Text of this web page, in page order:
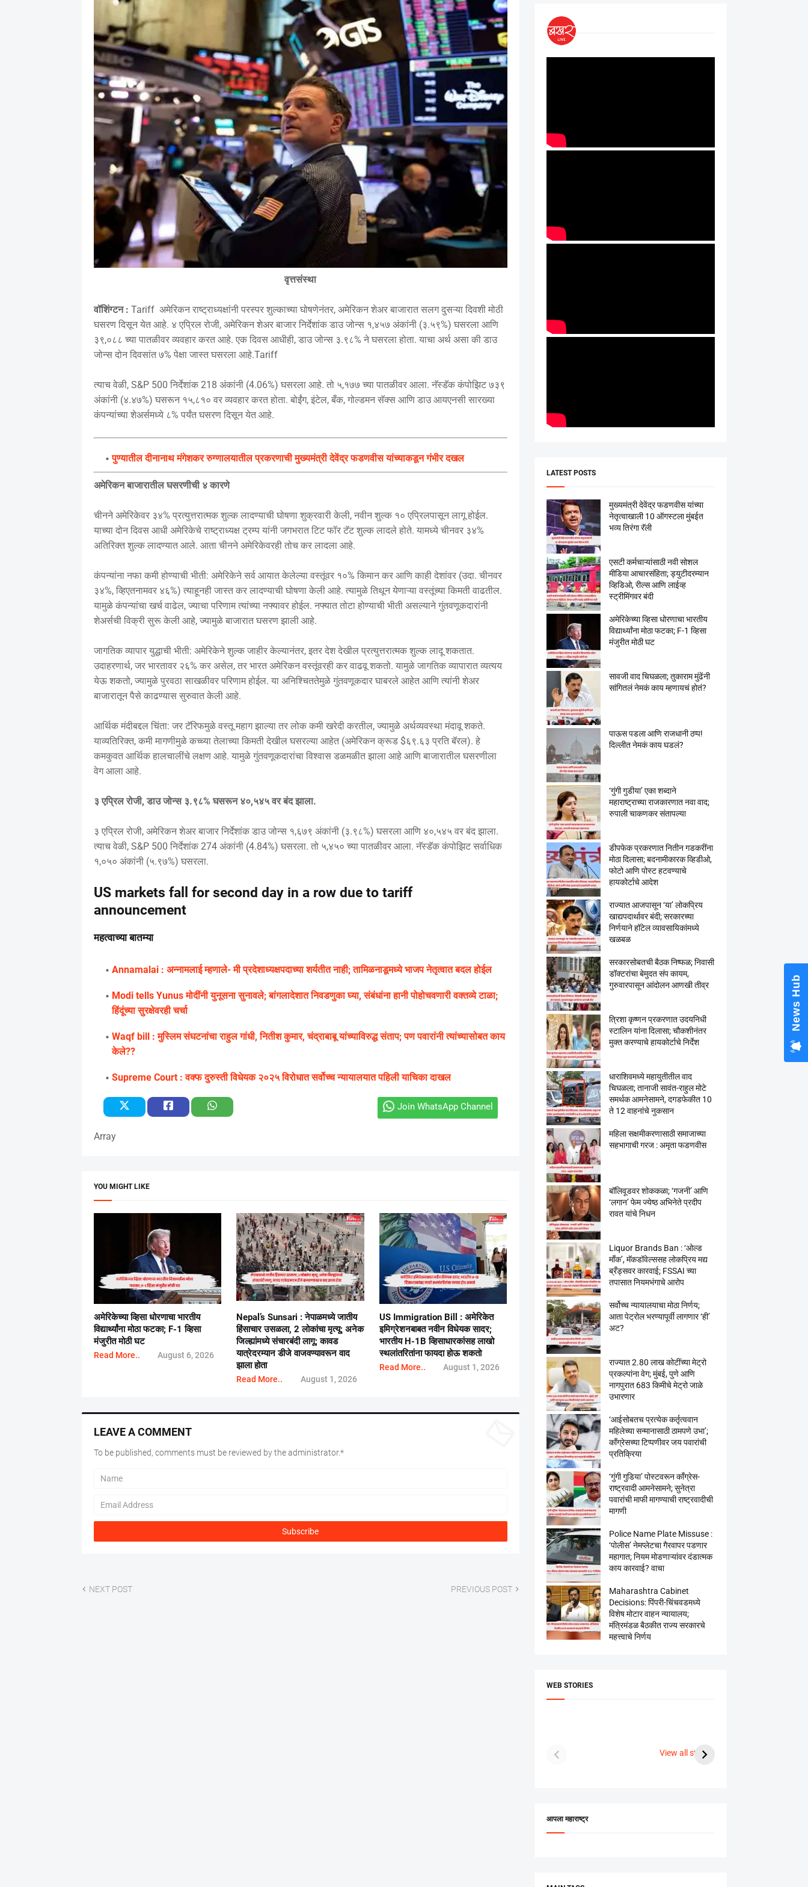
वृत्तसंस्था
वॉशिंग्टन : Tariff अमेरिकन राष्ट्राध्यक्षांनी परस्पर शुल्काच्या घोषणेनंतर, अमेरिकन शेअर बाजारात सलग दुसऱ्या दिवशी मोठी
घसरण दिसून येत आहे. ४ एप्रिल रोजी, अमेरिकन शेअर बाजार निर्देशांक डाउ जोन्स १,४५७ अंकांनी (३.५९%) घसरला आणि
३९,०८८ च्या पातळीवर व्यवहार करत आहे. एक दिवस आधीही, डाउ जोन्स ३.९८% ने घसरला होता. याचा अर्थ असा की डाउ
जोन्स दोन दिवसांत ७% पेक्षा जास्त घसरला आहे.Tariff
त्याच वेळी, S&P 500 निर्देशांक 218 अंकांनी (4.06%) घसरला आहे. तो ५,१७७ च्या पातळीवर आला. नॅस्डॅक कंपोझिट ७३९
अंकांनी (४.४७%) घसरून १५,८१० वर व्यवहार करत होता. बोईंग, इंटेल, बँक, गोल्डमन सॅक्स आणि डाउ आयएनसी सारख्या
कंपन्यांच्या शेअर्समध्ये ८% पर्यंत घसरण दिसून येत आहे.
पुण्यातील दीनानाथ मंगेशकर रुग्णालयातील प्रकरणाची मुख्यमंत्री देवेंद्र फडणवीस यांच्याकडून गंभीर दखल
अमेरिकन बाजारातील घसरणीची ४ कारणे
चीनने अमेरिकेवर ३४% प्रत्युत्तरात्मक शुल्क लादण्याची घोषणा शुक्रवारी केली, नवीन शुल्क १० एप्रिलपासून लागू होईल.
याच्या दोन दिवस आधी अमेरिकेचे राष्ट्राध्यक्ष ट्रम्प यांनी जगभरात टिट फॉर टॅट शुल्क लादले होते. यामध्ये चीनवर ३४%
अतिरिक्त शुल्क लादण्यात आले. आता चीनने अमेरिकेवरही तोच कर लादला आहे.
कंपन्यांना नफा कमी होण्याची भीती: अमेरिकेने सर्व आयात केलेल्या वस्तूंवर १०% किमान कर आणि काही देशांवर (उदा. चीनवर
३४%, व्हिएतनामवर ४६%) त्याहूनही जास्त कर लादण्याची घोषणा केली आहे. त्यामुळे तिथून येणाऱ्या वस्तूंच्या किमती वाढतील.
यामुळे कंपन्यांचा खर्च वाढेल, ज्याचा परिणाम त्यांच्या नफ्यावर होईल. नफ्यात तोटा होण्याची भीती असल्याने गुंतवणूकदारांनी
शेअर्सची विक्री सुरू केली आहे, ज्यामुळे बाजारात घसरण झाली आहे.
जागतिक व्यापार युद्धाची भीती: अमेरिकेने शुल्क जाहीर केल्यानंतर, इतर देश देखील प्रत्युत्तरात्मक शुल्क लादू शकतात.
उदाहरणार्थ, जर भारतावर २६% कर असेल, तर भारत अमेरिकन वस्तूंवरही कर वाढवू शकतो. यामुळे जागतिक व्यापारात व्यत्यय
येऊ शकतो, ज्यामुळे पुरवठा साखळीवर परिणाम होईल. या अनिश्चिततेमुळे गुंतवणूकदार घाबरले आहेत आणि त्यांनी शेअर
बाजारातून पैसे काढण्यास सुरुवात केली आहे.
आर्थिक मंदीबद्दल चिंता: जर टॅरिफमुळे वस्तू महाग झाल्या तर लोक कमी खरेदी करतील, ज्यामुळे अर्थव्यवस्था मंदावू शकते.
याव्यतिरिक्त, कमी मागणीमुळे कच्च्या तेलाच्या किमती देखील घसरल्या आहेत (अमेरिकन क्रूड $६९.६३ प्रति बॅरल). हे
कमकुवत आर्थिक हालचालींचे लक्षण आहे. यामुळे गुंतवणूकदारांचा विश्वास डळमळीत झाला आहे आणि बाजारातील घसरणीला
वेग आला आहे.
३ एप्रिल रोजी, डाउ जोन्स ३.९८% घसरून ४०,५४५ वर बंद झाला.
३ एप्रिल रोजी, अमेरिकन शेअर बाजार निर्देशांक डाउ जोन्स १,६७९ अंकांनी (३.९८%) घसरला आणि ४०,५४५ वर बंद झाला.
त्याच वेळी, S&P 500 निर्देशांक 274 अंकांनी (4.84%) घसरला. तो ५,४५० च्या पातळीवर आला. नॅस्डॅक कंपोझिट सर्वाधिक
१,०५० अंकांनी (५.९७%) घसरला.
US markets fall for second day in a row due to tariff
announcement
महत्वाच्या बातम्या
Annamalai : अन्नामलाई म्हणाले- मी प्रदेशाध्यक्षपदाच्या शर्यतीत नाही; तामिळनाडूमध्ये भाजप नेतृत्वात बदल होईल
Modi tells Yunus मोदींनी युनूसना सुनावले; बांगलादेशात निवडणुका घ्या, संबंधांना हानी पोहोचवणारी वक्तव्ये टाळा;
हिंदूंच्या सुरक्षेवरही चर्चा
Waqf bill : मुस्लिम संघटनांचा राहुल गांधी, नितीश कुमार, चंद्राबाबू यांच्याविरुद्ध संताप; पण पवारांनी त्यांच्यासोबत काय
केले??
Supreme Court : वक्फ दुरुस्ती विधेयक २०२५ विरोधात सर्वोच्च न्यायालयात पहिली याचिका दाखल
Join WhatsApp Channel
Array
YOU MIGHT LIKE
अमेरिकेच्या व्हिसा धोरणाचा भारतीय
विद्यार्थ्यांना मोठा फटका; F-1 व्हिसा
मंजुरीत मोठी घट
Read More.. August 6, 2026
Nepal’s Sunsari : नेपाळमध्ये जातीय
हिंसाचार उसळला, 2 लोकांचा मृत्यू; अनेक
जिल्ह्यांमध्ये संचारबंदी लागू; कावड
यात्रेदरम्यान डीजे वाजवण्यावरून वाद
झाला होता
Read More.. August 1, 2026
US Immigration Bill : अमेरिकेत
इमिग्रेशनबाबत नवीन विधेयक सादर;
भारतीय H-1B व्हिसाधारकांसह लाखो
स्थलांतरितांना फायदा होऊ शकतो
Read More.. August 1, 2026
LEAVE A COMMENT
To be published, comments must be reviewed by the administrator.*
NEXT POST PREVIOUS POST
LATEST POSTS
मुख्यमंत्री देवेंद्र फडणवीस यांच्या
नेतृत्वाखाली 10 ऑगस्टला मुंबईत
भव्य तिरंगा रॅली
एसटी कर्मचाऱ्यांसाठी नवी सोशल
मीडिया आचारसंहिता; ड्युटीदरम्यान
व्हिडिओ, रील्स आणि लाईव्ह
स्ट्रीमिंगवर बंदी
अमेरिकेच्या व्हिसा धोरणाचा भारतीय
विद्यार्थ्यांना मोठा फटका; F-1 व्हिसा
मंजुरीत मोठी घट
सावजी वाद चिघळला; तुकाराम मुंढेंनी
सांगितलं नेमकं काय म्हणायचं होतं?
पाऊस पडला आणि राजधानी ठप्प!
दिल्लीत नेमकं काय घडलं?
‘गुंगी गुडीया’ एका शब्दाने
महाराष्ट्राच्या राजकारणात नवा वाद;
रुपाली चाकणकर संतापल्या
डीपफेक प्रकरणात नितीन गडकरींना
मोठा दिलासा; बदनामीकारक व्हिडीओ,
फोटो आणि पोस्ट हटवण्याचे
हायकोर्टाचे आदेश
राज्यात आजपासून ‘या’ लोकप्रिय
खाद्यपदार्थावर बंदी; सरकारच्या
निर्णयाने हॉटेल व्यावसायिकांमध्ये
खळबळ
सरकारसोबतची बैठक निष्फळ; निवासी
डॉक्टरांचा बेमुदत संप कायम,
गुरुवारपासून आंदोलन आणखी तीव्र
त्रिशा कृष्णन प्रकरणात उदयनिधी
स्टालिन यांना दिलासा; चौकशीनंतर
मुक्त करण्याचे हायकोर्टाचे निर्देश
धाराशिवमध्ये महायुतीतील वाद
चिघळला; तानाजी सावंत-राहुल मोटे
समर्थक आमनेसामने, दगडफेकीत 10
ते 12 वाहनांचे नुकसान
महिला सक्षमीकरणासाठी समाजाच्या
सहभागाची गरज : अमृता फडणवीस
बॉलिवूडवर शोककळा; ‘गजनी’ आणि
‘लगान’ फेम ज्येष्ठ अभिनेते प्रदीप
रावत यांचे निधन
Liquor Brands Ban : ‘ओल्ड
मॉंक’, मॅकडॉवेल्ससह लोकप्रिय मद्य
ब्रँड्सवर कारवाई; FSSAI च्या
तपासात नियमभंगाचे आरोप
सर्वोच्च न्यायालयाचा मोठा निर्णय;
आता पेट्रोल भरण्यापूर्वी लागणार ‘ही’
अट?
राज्यात 2.80 लाख कोटींच्या मेट्रो
प्रकल्पांना वेग; मुंबई, पुणे आणि
नागपुरात 683 किमीचे मेट्रो जाळे
उभारणार
‘आईसोबतच प्रत्येक कर्तृत्ववान
महिलेच्या सन्मानासाठी ठामपणे उभा’;
काँग्रेसच्या टिप्पणीवर जय पवारांची
प्रतिक्रिया
‘गुंगी गुडिया’ पोस्टवरून काँग्रेस-
राष्ट्रवादी आमनेसामने; सुनेत्रा
पवारांची माफी मागण्याची राष्ट्रवादीची
मागणी
Police Name Plate Missuse :
‘पोलीस’ नेमप्लेटचा गैरवापर पडणार
महागात; नियम मोडणाऱ्यांवर दंडात्मक
काय कारवाई? वाचा
Maharashtra Cabinet
Decisions: पिंपरी-चिंचवडमध्ये
विशेष मोटार वाहन न्यायालय;
मंत्रिमंडळ बैठकीत राज्य सरकारचे
महत्त्वाचे निर्णय
WEB STORIES
View all stories
पूजा सावंत ने गुपचूप
उरकला साखरपुडा.
2023
आपला महाराष्ट्र
News Hub